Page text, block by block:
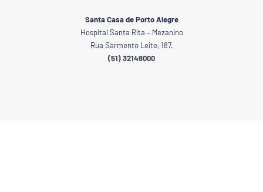
Santa Casa de Porto Alegre
Hospital Santa Rita – Mezanino
Rua Sarmento Leite, 187.
(51) 32148000